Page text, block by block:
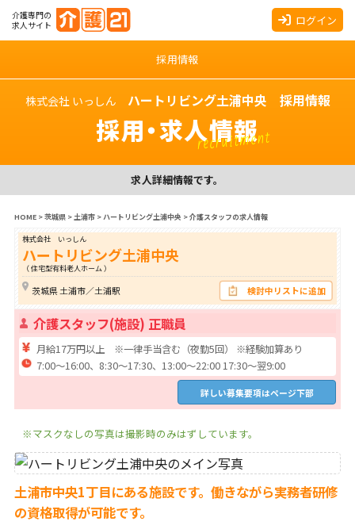
介護専門の
求人サイト
ログイン
採用情報
株式会社 いっしん ハートリビング土浦中央 採用情報
採用・求人情報
recruitment
求人詳細情報です。
HOME>茨城県>土浦市>ハートリビング土浦中央 >介護スタッフの求人情報
株式会社 いっしん
ハートリビング土浦中央
（ 住宅型有料老人ホーム ）
茨城県 土浦市／土浦駅 検討中リストに追加
介護スタッフ(施設) 正職員
月給17万円以上 ※一律手当含む（夜勤5回） ※経験加算あり
7:00～16:00、8:30～17:30、13:00～22:00 17:30～翌9:00
詳しい募集要項はページ下部
※マスクなしの写真は撮影時のみはずしています。
土浦市中央1丁目にある施設です。働きながら実務者研修
の資格取得が可能です。